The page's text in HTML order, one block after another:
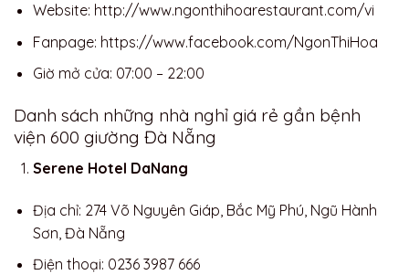
Website: http://www.ngonthihoarestaurant.com/vi
Fanpage: https://www.facebook.com/NgonThiHoa
Giờ mở cửa: 07:00 – 22:00
Danh sách những nhà nghỉ giá rẻ gần bệnh
viện 600 giường Đà Nẵng
Serene Hotel DaNang
Địa chỉ: 274 Võ Nguyên Giáp, Bắc Mỹ Phú, Ngũ Hành
Sơn, Đà Nẵng
Điện thoại: 0236 3987 666